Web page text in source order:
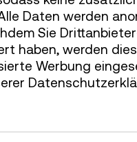
Daten werden
Sie
haben, werden
Werbung